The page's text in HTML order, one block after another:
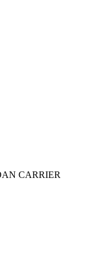
CARRIER